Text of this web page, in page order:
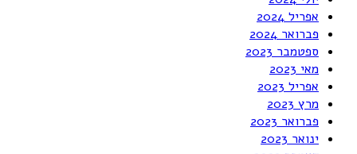
אפריל 2024
פברואר 2024
ספטמבר 2023
מאי 2023
אפריל 2023
מרץ 2023
פברואר 2023
ינואר 2023